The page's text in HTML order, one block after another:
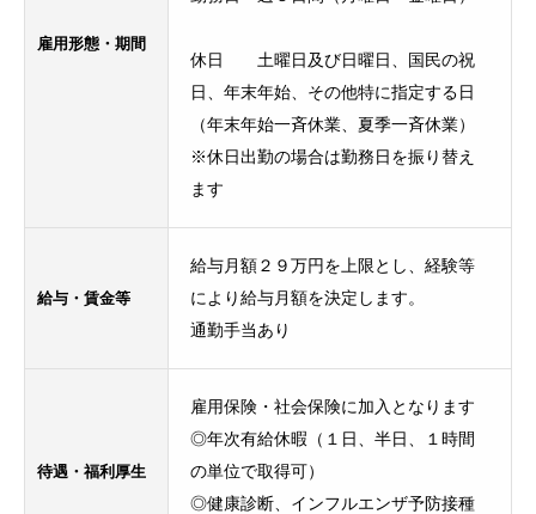
雇用形態・期間
休日 土曜日及び日曜日、国民の祝
日、年末年始、その他特に指定する日
（年末年始一斉休業、夏季一斉休業）
※休日出勤の場合は勤務日を振り替え
ます
給与・賃金等
給与月額２９万円を上限とし、経験等
により給与月額を決定します。
通勤手当あり
待遇・福利厚生
雇用保険・社会保険に加入となります
◎年次有給休暇（１日、半日、１時間
の単位で取得可）
◎健康診断、インフルエンザ予防接種